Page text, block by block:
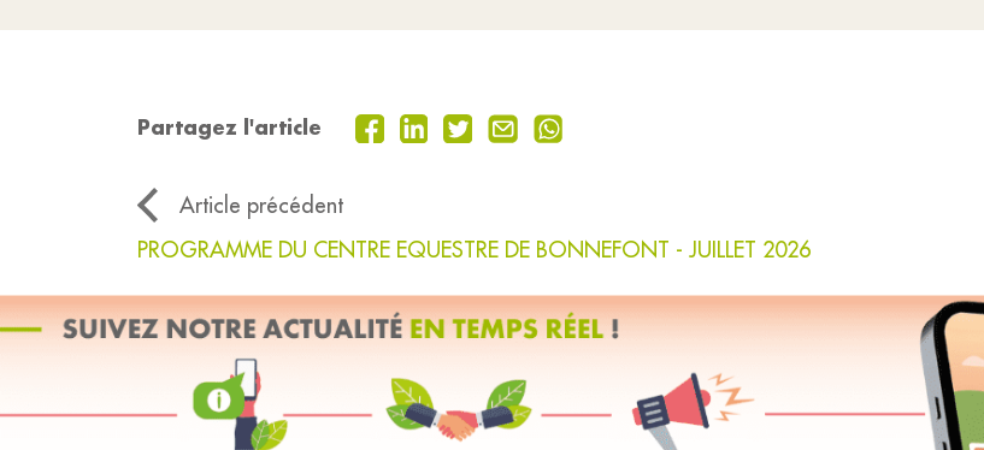
Partagez l'article
Article précédent
PROGRAMME DU CENTRE EQUESTRE DE BONNEFONT - JUILLET 2026